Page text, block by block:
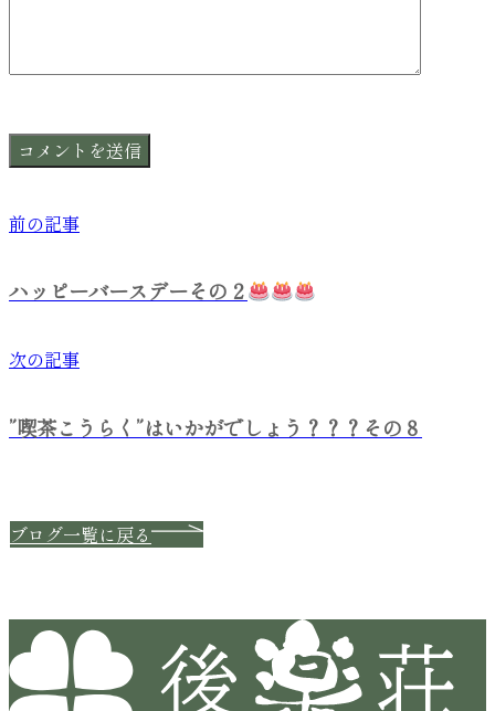
前の記事
ハッピーバースデーその２
次の記事
”喫茶こうらく”はいかがでしょう？？？その８
ブログ一覧に戻る